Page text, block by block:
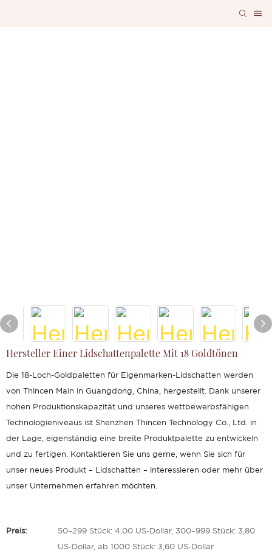
Hersteller Einer Lidschattenpalette Mit 18 Goldtönen
Die 18-Loch-Goldpaletten für Eigenmarken-Lidschatten werden
von Thincen Main in Guangdong, China, hergestellt. Dank unserer
hohen Produktionskapazität und unseres wettbewerbsfähigen
Technologieniveaus ist Shenzhen Thincen Technology Co., Ltd. in
der Lage, eigenständig eine breite Produktpalette zu entwickeln
und zu fertigen. Kontaktieren Sie uns gerne, wenn Sie sich für
unser neues Produkt – Lidschatten – interessieren oder mehr über
unser Unternehmen erfahren möchten.
Preis: 50–299 Stück: 4,00 US-Dollar, 300–999 Stück: 3,80
US-Dollar, ab 1000 Stück: 3,60 US-Dollar